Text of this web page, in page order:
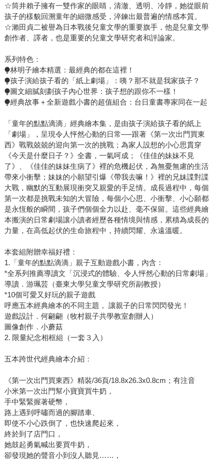
☆筒井賴子擁有一雙作家的眼睛，清澈、透明、冷靜，她從眼前
孩子的樣貌回溯童年的細微感受，淬鍊出最普遍的情感本質。
☆瀨田貞二被譽為日本戰後兒童文學的重要旗手，他是兒童文學
創作者、譯者，也是重要的兒童文學研究者和評論家。
系列特色：
⧭林明子繪本精選：最經典的都在這裡！
⧭孩子演給孩子看的「紙上劇場」：咦？那不就是我家孩子？
⧭圖文細膩刻劃孩子內心世界：孩子想的跟你不一樣！
⧭經典故事＋全新遊戲小書的超值組合：台日童書專家同在一起
「童年的點點滴滴」經典繪本集，是由孩子演給孩子看的紙上
「劇場」，呈現令人怦然心動的日常──跟著《第一次出門買東
西》戰戰兢兢的迎向第一次的挑戰；為家人設想的小心思貫穿
《今天是什麼日子？》全書，一氣呵成；《佳佳的妹妹不見
了》、《佳佳的妹妹生病了》裡的危機起伏，為無憂無慮的生活
帶來小衝擊；妹妹的小願望引爆《帶我去嘛！》裡的兄妹諜對諜
大戰，幽默的互動展現衝突又親愛的手足情。成長過程中，每個
第一次都是挑戰未知的大冒險，每個小心思、小衝擊、小心願都
是永恆般的瞬間，孩子們個個全力以赴、毫不保留。這些經典繪
本搬演的日常劇場讓小讀者經歷各種情境與情感，累積為成長的
力量，在高低起伏的生命旅程中，持續閃耀、永遠溫暖。
本套組附贈幸福好禮：
1.「童年的點點滴滴」親子互動遊戲小書，內含：
*全系列推薦導讀文「沉浸式的體驗、令人怦然心動的日常劇場」
導讀．游珮芸（臺東大學兒童文學研究所副教授）
*10個可愛又好玩的親子遊戲
呼應五本經典繪本的不同主題， 讓親子的日常閃閃發光！
遊戲設計．何翩翩（牧村親子共學教室創辦人）
圖像創作．小蘑菇
2. 限量紀念相框組（一套３入）
五本跨世代經典繪本介紹：
《第一次出門買東西》精裝/36頁/18.8x26.3x0.8cm；有注音
小米第一次出門幫小寶寶買牛奶，
手中緊緊握著硬幣，
路上遇到呼嘯而過的腳踏車、
即使不小心跌倒了，也快速爬起來，
終於到了店門口，
她鼓起勇氣喊出要買牛奶，
卻發現她的聲音小到沒人聽見……，